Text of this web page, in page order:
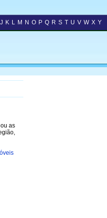
J K L M N O P Q R S T U V W X Y
as